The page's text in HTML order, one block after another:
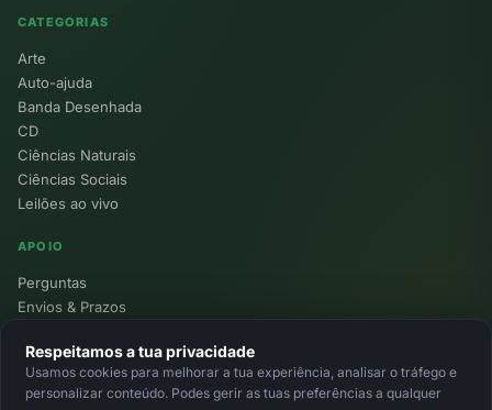
CATEGORIAS
Arte
Auto-ajuda
Banda Desenhada
CD
Ciências Naturais
Ciências Sociais
Leilões ao vivo
APOIO
Perguntas
Envios & Prazos
Devoluções
Minha Conta
Respeitamos a tua privacidade
Usamos cookies para melhorar a tua experiência, analisar o tráfego e
personalizar conteúdo. Podes gerir as tuas preferências a qualquer